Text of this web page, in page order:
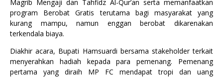
Magrib Mengaji dan Tahfidz Al-Qur’an serta memanfaatkan
program Berobat Gratis terutama bagi masyarakat yang
kurang mampu, namun enggan berobat dikarenakan
terkendala biaya.
Diakhir acara, Bupati Hamsuardi bersama stakeholder terkait
menyerahkan hadiah kepada para pemenang. Pemenang
pertama yang diraih MP FC mendapat tropi dan uang